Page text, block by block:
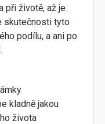
při životě, až je
skutečnosti tyto
podílu, a ani po
kladně jakou
života